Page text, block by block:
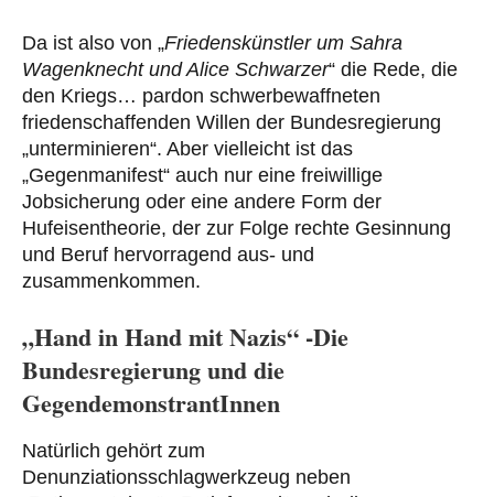
Da ist also von „Friedenskünstler um Sahra
Wagenknecht und Alice Schwarzer“ die Rede, die
den Kriegs… pardon schwerbewaffneten
friedenschaffenden Willen der Bundesregierung
„unterminieren“. Aber vielleicht ist das
„Gegenmanifest“ auch nur eine freiwillige
Jobsicherung oder eine andere Form der
Hufeisentheorie, der zur Folge rechte Gesinnung
und Beruf hervorragend aus- und
zusammenkommen.
„Hand in Hand mit Nazis“ -Die
Bundesregierung und die
GegendemonstrantInnen
Natürlich gehört zum
Denunziationsschlagwerkzeug neben